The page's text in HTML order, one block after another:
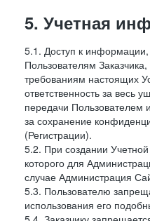
5. Учетная
5.1. Доступ к
Пользователям
требованиям настоящих
ответственность за
передачи Пользователем
за сохранение
(Регистрации).
5.2. При создании
которого для
случае Администрация
5.3. Пользователю
использования его